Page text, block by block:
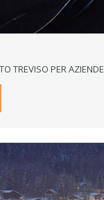
TREVISO PER AZIENDE